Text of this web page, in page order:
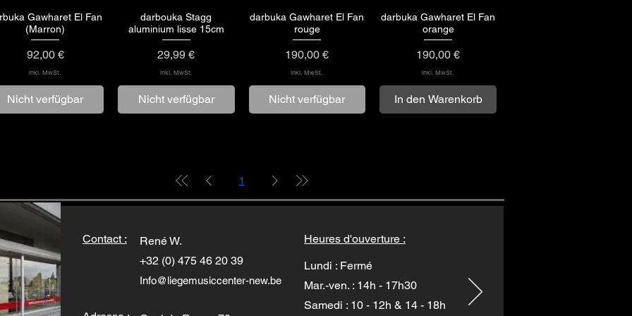
Schnellansicht
Gawharet El Fan
(Marron)
Preis
92,00 €
inkl. MwSt.
Nicht verfügbar
Schnellansicht
darbouka Stagg
aluminium lisse 15cm
Preis
29,99 €
inkl. MwSt.
Nicht verfügbar
Schnellansicht
darbuka Gawharet El Fan
rouge
Preis
190,00 €
inkl. MwSt.
Nicht verfügbar
Schnellansicht
darbuka Gawharet El Fan
orange
Preis
190,00 €
inkl. MwSt.
In den Warenkorb
1
Contact :
Heures d'ouverture :
Lundi : Fermé
Mar.-ven. : 14h - 17h30
Samedi : 10 - 12h & 14 - 18h
René W.
+32 (0) 475 46 20 39
Info@liegemusiccenter-new.be